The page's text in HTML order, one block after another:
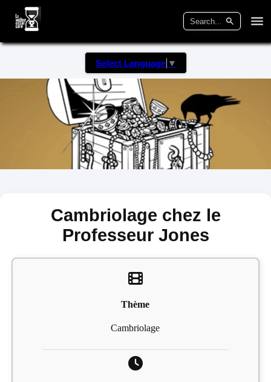
Select Language ▼
Cambriolage chez le
Professeur Jones
Thème
Cambriolage